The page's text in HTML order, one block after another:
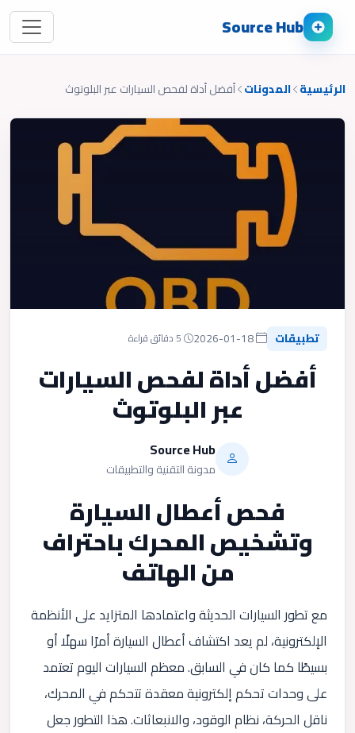
Source Hub
الرئيسية المدونات أفضل أداة لفحص السيارات عبر البلوتوث
تطبيقات 2026-01-18
أفضل أداة لفحص السيارات
عبر البلوتوث
Source Hub
مدونة التقنية والتطبيقات
فحص أعطال السيارة
وتشخيص المحرك باحتراف
من الهاتف
مع تطور السيارات الحديثة واعتمادها المتزايد على الأنظمة
الإلكترونية، لم يعد اكتشاف أعطال السيارة أمرًا سهلًا أو
بسيطًا كما كان في السابق. معظم السيارات اليوم تعتمد
على وحدات تحكم إلكترونية معقدة تتحكم في المحرك،
ناقل الحركة، نظام الوقود، والانبعاثات. هذا التطور جعل